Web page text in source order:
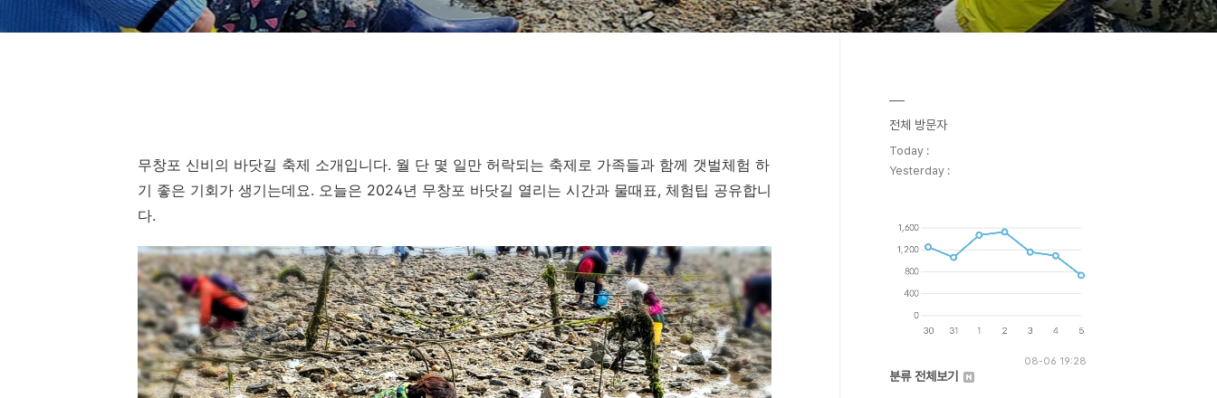
무창포 신비의 바닷길 축제 소개입니다. 월 단 몇 일만 허락되는 축제로 가족들과 함께 갯벌체험 하
기 좋은 기회가 생기는데요. 오늘은 2024년 무창포 바닷길 열리는 시간과 물때표, 체험팁 공유합니
다.
전체 방문자
Today :
Yesterday :
08-06 19:28
분류 전체보기